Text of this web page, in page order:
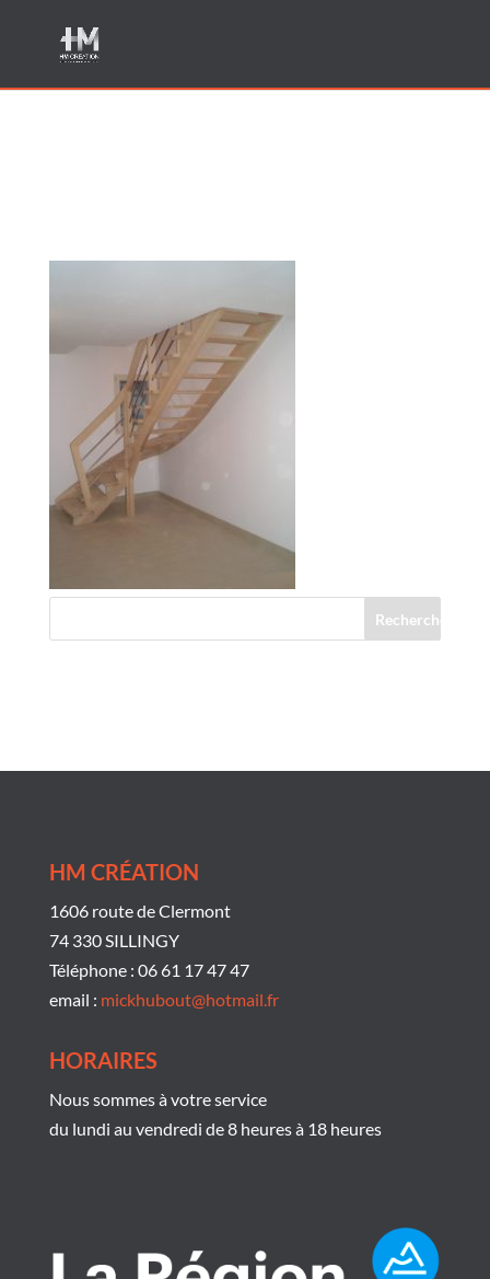
HM CRÉATION
1606 route de Clermont
74 330 SILLINGY
Téléphone : 06 61 17 47 47
email : mickhubout@hotmail.fr
HORAIRES
Nous sommes à votre service
du lundi au vendredi de 8 heures à 18 heures